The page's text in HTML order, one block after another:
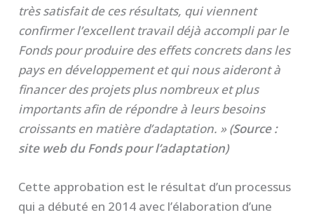
très satisfait de ces résultats, qui viennent
confirmer l’excellent travail déjà accompli par le
Fonds pour produire des effets concrets dans les
pays en développement et qui nous aideront à
financer des projets plus nombreux et plus
importants afin de répondre à leurs besoins
croissants en matière d’adaptation. »(Source :
site web du Fonds pour l’adaptation)
Cette approbation est le résultat d’un processus
qui a débuté en 2014 avec l’élaboration d’une